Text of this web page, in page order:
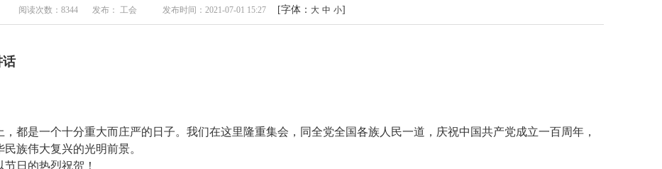
阅读次数：8344 发布： 工会 发布时间：2021-07-01 15:27 [字体： 大 中 小]
话
都是一个十分重大而庄严的日子。我们在这里隆重集会，同全党全国各族人民一道，庆祝中国共产党成立一百周年，
族伟大复兴的光明前景。
日的热烈祝贺！